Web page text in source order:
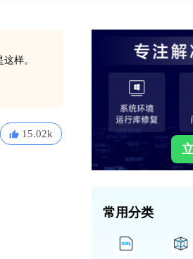
样。
15.02k
常用分类